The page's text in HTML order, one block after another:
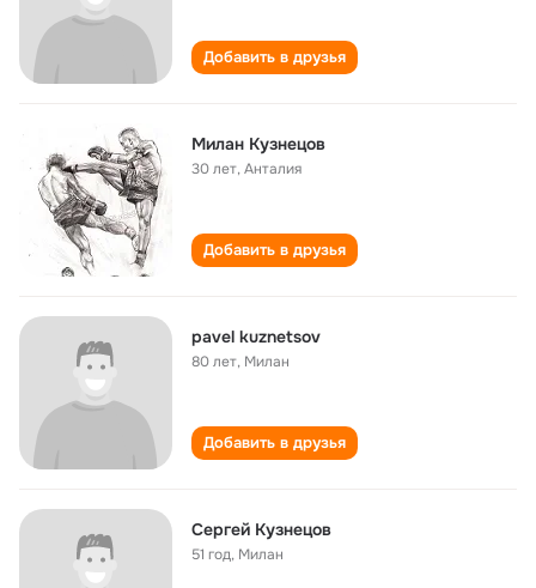
Добавить в друзья
Милан Кузнецов
30 лет,Анталия
Добавить в друзья
pavel kuznetsov
80 лет, Милан
Добавить в друзья
Сергей Кузнецов
51 год, Милан